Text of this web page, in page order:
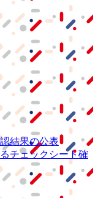
結果の公表
チェックシート確